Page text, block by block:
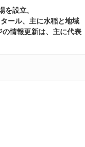
設立。
ール、主に水稲と地域
情報更新は、主に代表